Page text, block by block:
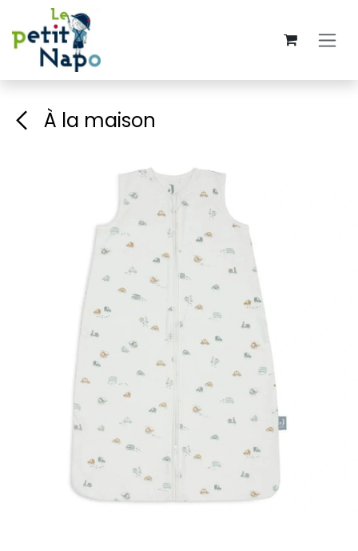
Se rendre au contenu
À la maison